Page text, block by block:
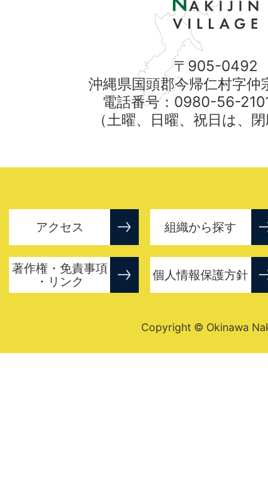
〒905-0492
沖縄県国頭郡今帰仁村字仲
電話番号：0980-56-
（土曜、日曜、祝日は、
アクセス 組織から探す
著作権・免責事項
・リンク
個人情報保護方針
Copyright © Okinawa